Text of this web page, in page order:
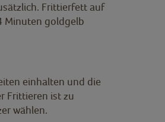
Frittierfett auf
Minuten goldgelb
einhalten und die
Frittieren ist zu
wählen.